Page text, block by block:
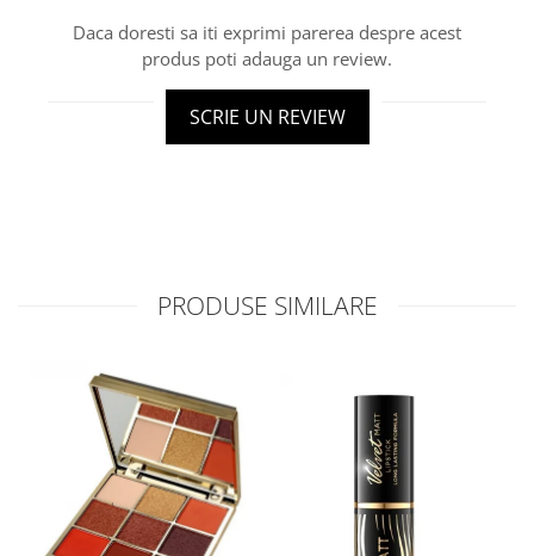
Daca doresti sa iti exprimi parerea despre acest
produs poti adauga un review.
SCRIE UN REVIEW
PRODUSE SIMILARE